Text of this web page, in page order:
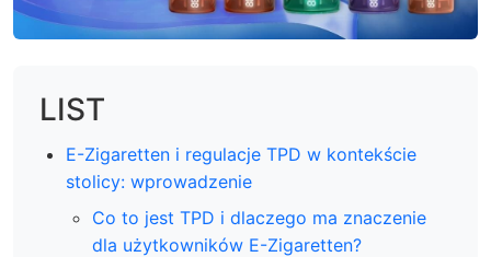
LIST
E-Zigaretten i regulacje TPD w kontekście
stolicy: wprowadzenie
Co to jest TPD i dlaczego ma znaczenie
dla użytkowników E-Zigaretten?